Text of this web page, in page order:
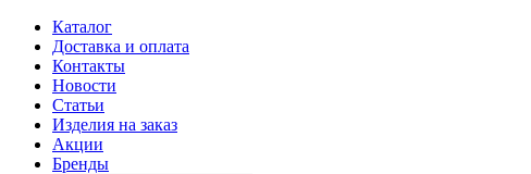
Каталог
Доставка и оплата
Контакты
Новости
Статьи
Изделия на заказ
Акции
Бренды